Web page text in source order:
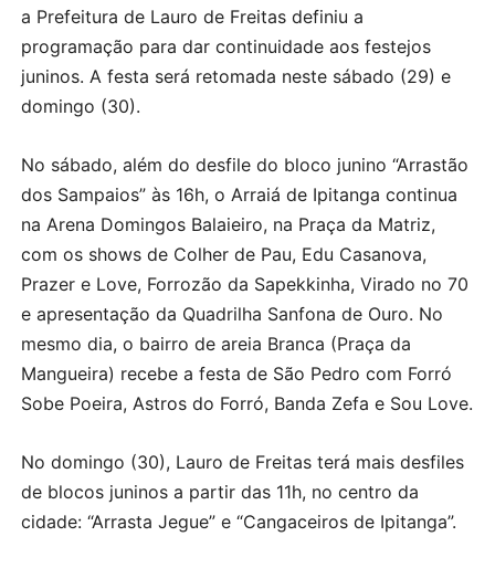
a Prefeitura de Lauro de Freitas definiu a
programação para dar continuidade aos festejos
juninos. A festa será retomada neste sábado (29) e
domingo (30).
No sábado, além do desfile do bloco junino “Arrastão
dos Sampaios” às 16h, o Arraiá de Ipitanga continua
na Arena Domingos Balaieiro, na Praça da Matriz,
com os shows de Colher de Pau, Edu Casanova,
Prazer e Love, Forrozão da Sapekkinha, Virado no 70
e apresentação da Quadrilha Sanfona de Ouro. No
mesmo dia, o bairro de areia Branca (Praça da
Mangueira) recebe a festa de São Pedro com Forró
Sobe Poeira, Astros do Forró, Banda Zefa e Sou Love.
No domingo (30), Lauro de Freitas terá mais desfiles
de blocos juninos a partir das 11h, no centro da
cidade: “Arrasta Jegue” e “Cangaceiros de Ipitanga”.